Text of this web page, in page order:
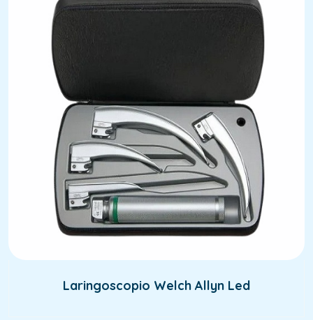
Laringoscopio Welch Allyn Led